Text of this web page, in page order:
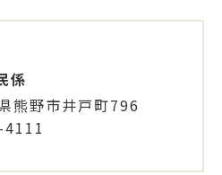
係
野市井戸町796
4111